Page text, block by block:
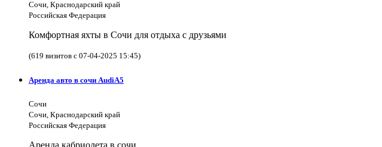
Сочи, Краснодарский край
Российская Федерация
Комфортная яхты в Сочи для отдыха с друзьями
(619 визитов с 07-04-2025 15:45)
Аренда авто в сочи AudiA5
Сочи
Сочи, Краснодарский край
Российская Федерация
Аренда кабриолета в сочи